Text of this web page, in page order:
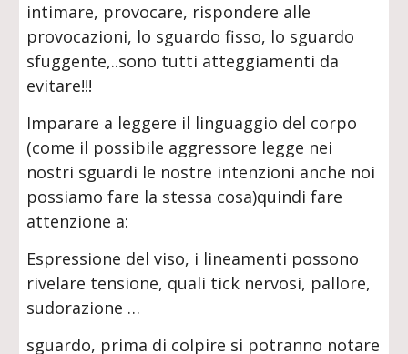
intimare, provocare, rispondere alle
provocazioni, lo sguardo fisso, lo sguardo
sfuggente,..sono tutti atteggiamenti da
evitare!!!
Imparare a leggere il linguaggio del corpo
(come il possibile aggressore legge nei
nostri sguardi le nostre intenzioni anche noi
possiamo fare la stessa cosa)quindi fare
attenzione a:
Espressione del viso, i lineamenti possono
rivelare tensione, quali tick nervosi, pallore,
sudorazione …
sguardo, prima di colpire si potranno notare